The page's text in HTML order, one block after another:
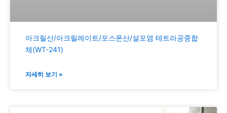
아크릴산/아크릴레이트/포스폰산/설포염 테트라공중합
체(WT-241)
자세히 보기 »